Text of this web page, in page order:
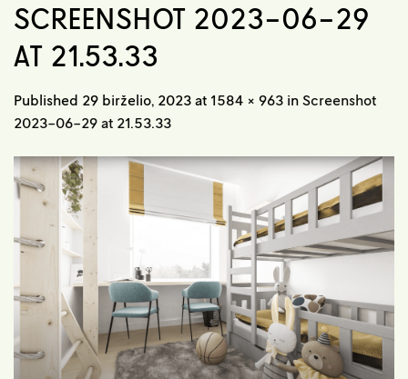
SCREENSHOT 2023-06-29
AT 21.53.33
Published 29 birželio, 2023 at 1584 × 963 in Screenshot
2023-06-29 at 21.53.33